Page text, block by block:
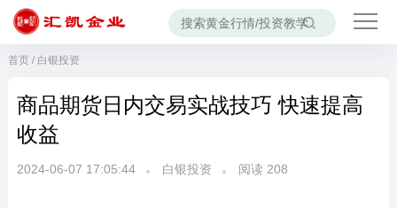
首页/ 白银投资
商品期货日内交易实战技巧 快速提高
收益
2024-06-07 17:05:44 白银投资 阅读 208